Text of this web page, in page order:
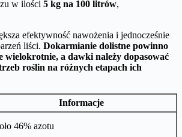
w ilości 5 kg na 100 litrów,
efektywność nawożenia i jednocześnie
liści. Dokarmianie dolistne powinno
wielokrotnie, a dawki należy dopasować
roślin na różnych etapach ich
Informacje
46% azotu